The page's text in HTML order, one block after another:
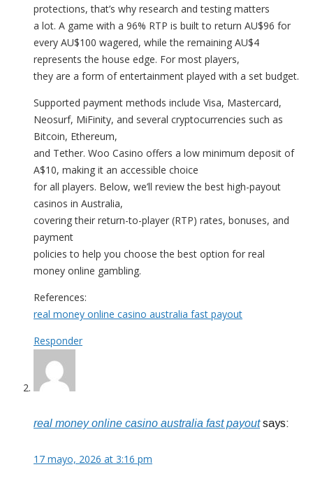
protections, that’s why research and testing matters
a lot. A game with a 96% RTP is built to return AU$96 for
every AU$100 wagered, while the remaining AU$4
represents the house edge. For most players,
they are a form of entertainment played with a set budget.
Supported payment methods include Visa, Mastercard,
Neosurf, MiFinity, and several cryptocurrencies such as
Bitcoin, Ethereum,
and Tether. Woo Casino offers a low minimum deposit of
A$10, making it an accessible choice
for all players. Below, we’ll review the best high-payout
casinos in Australia,
covering their return-to-player (RTP) rates, bonuses, and
payment
policies to help you choose the best option for real
money online gambling.
References:
real money online casino australia fast payout
Responder
real money online casino australia fast payout says:
17 mayo, 2026 at 3:16 pm